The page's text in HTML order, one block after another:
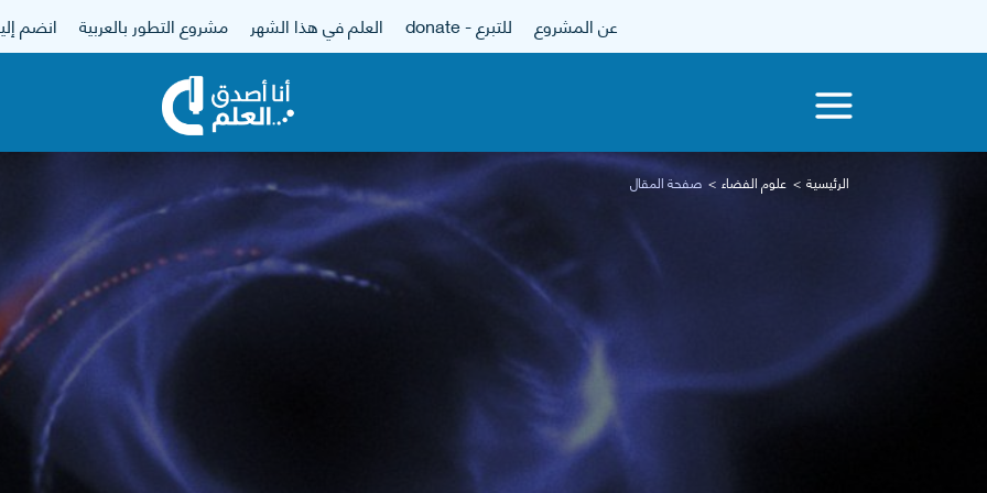
عن المشروع للتبرع - donate العلم في هذا الشهر مشروع التطور بالعربية انضم
الرئيسية علوم الفضاء صفحة المقال